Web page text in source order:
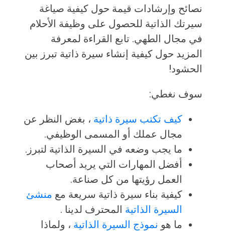
نصائح وإرشادات قيمة حول كيفية صياغة
سيرتك الذاتية للحصول على وظيفة الأحلام
في مجال الطهي. تابع القراءة لمعرفة
المزيد حول كيفية إنشاء سيرة ذاتية تبرز بين
الحشود!
سوف نغطي:
كيف تكتب سيرة ذاتية ، بغض النظر عن
مجال عملك أو المسمى الوظيفي.
ما يجب وضعه في السيرة الذاتية لتبرز.
أفضل المهارات التي يريد أصحاب
العمل رؤيتها من كل صناعة.
كيفية بناء سيرة ذاتية سريعة مع منشئ
السيرة الذاتية المحترف لدينا .
ما هو نموذج السيرة الذاتية ، ولماذا